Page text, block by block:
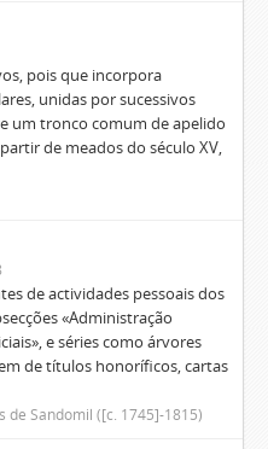
pois que incorpora
unidas por sucessivos
um tronco comum de apelido
de meados do século XV,
de actividades pessoais dos
«Administração
e séries como árvores
de títulos honoríficos, cartas
de Sandomil ([c. 1745]-1815)